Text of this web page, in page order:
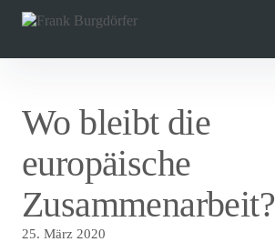
überspringen
Wo bleibt die
europäische
Zusammenarbeit?
25. März 2020